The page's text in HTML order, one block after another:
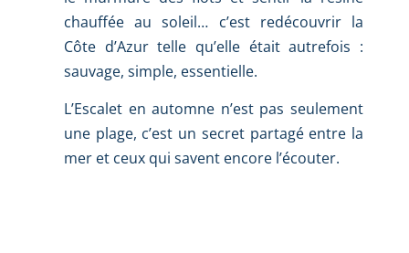
chauffée au soleil… c’est redécouvrir la
Côte d’Azur telle qu’elle était autrefois :
sauvage, simple, essentielle.
L’Escalet en automne n’est pas seulement
une plage, c’est un secret partagé entre la
mer et ceux qui savent encore l’écouter.